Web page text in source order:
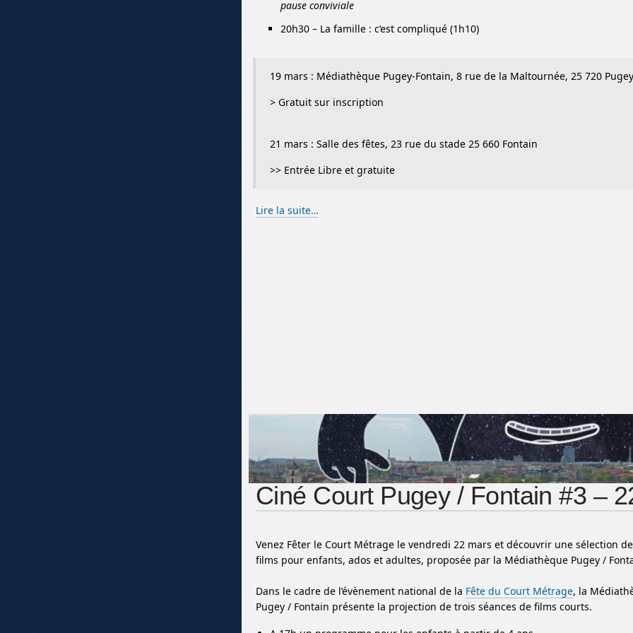
pause conviviale
20h30 – La famille : c’est compliqué (1h10)
19 mars : Médiathèque Pugey-Fontain, 8 rue de la Maltournée, 25 720 Pugey
> Gratuit sur inscription
21 mars : Salle des fêtes, 23 rue du stade 25 660 Fontain
>> Entrée Libre et gratuite
Lire la suite…
Ciné Court Pugey / Fontain #3 –
Venez Fêter le Court Métrage le vendredi 22 mars et découvrir une sélection de
films pour enfants, ados et adultes, proposée par la Médiathèque Pugey /
Dans le cadre de l’évènement national de la Fête du Court Métrage, la
Pugey / Fontain présente la projection de trois séances de films courts.